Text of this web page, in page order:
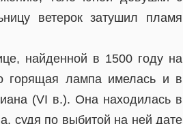
ветерок затушил пламя
найденной в 1500 году на
горящая лампа имелась и в
(VI в.). Она находилась в
судя по выбитой на ней дате